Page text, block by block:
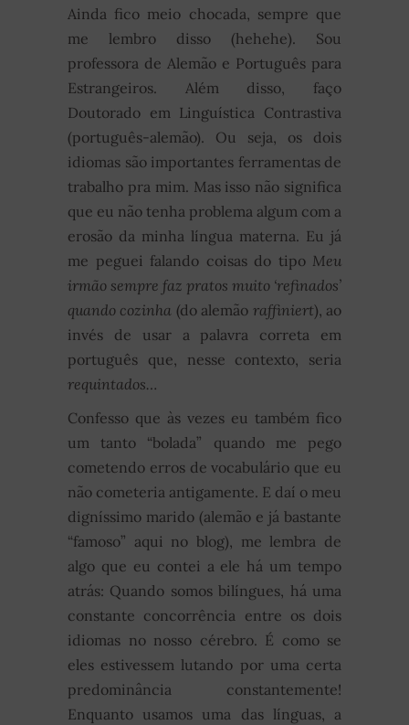
Ainda fico meio chocada, sempre que
me lembro disso (hehehe). Sou
professora de Alemão e Português para
Estrangeiros. Além disso, faço
Doutorado em Linguística Contrastiva
(português-alemão). Ou seja, os dois
idiomas são importantes ferramentas de
trabalho pra mim. Mas isso não significa
que eu não tenha problema algum com a
erosão da minha língua materna. Eu já
me peguei falando coisas do tipo Meu
irmão sempre faz pratos muito ‘refinados’
quando cozinha (do alemão raffiniert), ao
invés de usar a palavra correta em
português que, nesse contexto, seria
requintados…
Confesso que às vezes eu também fico
um tanto “bolada” quando me pego
cometendo erros de vocabulário que eu
não cometeria antigamente. E daí o meu
digníssimo marido (alemão e já bastante
“famoso” aqui no blog), me lembra de
algo que eu contei a ele há um tempo
atrás: Quando somos bilíngues, há uma
constante concorrência entre os dois
idiomas no nosso cérebro. É como se
eles estivessem lutando por uma certa
predominância constantemente!
Enquanto usamos uma das línguas, a